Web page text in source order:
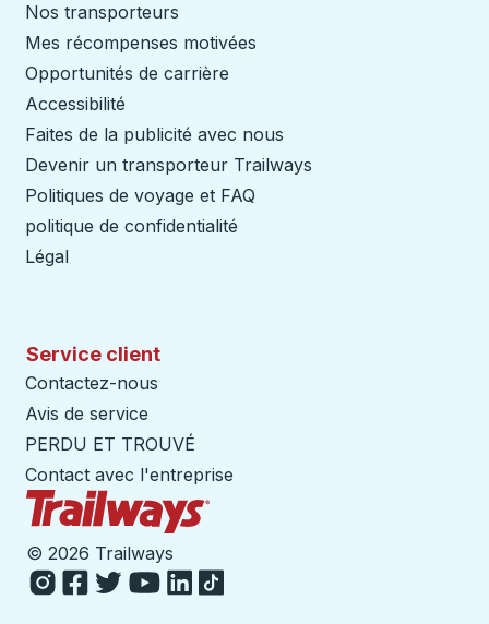
Nos transporteurs
Mes récompenses motivées
Opportunités de carrière
Accessibilité
Faites de la publicité avec nous
Devenir un transporteur Trailways
Politiques de voyage et FAQ
politique de confidentialité
Légal
Service client
Contactez-nous
Avis de service
PERDU ET TROUVÉ
Contact avec l'entreprise
© 2026 Trailways